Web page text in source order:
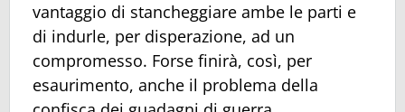
vantaggio di stancheggiare ambe le parti e
di indurle, per disperazione, ad un
compromesso. Forse finirà, così, per
esaurimento, anche il problema della